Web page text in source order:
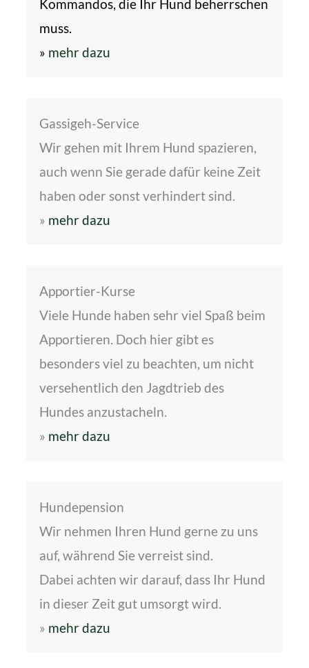
Kommandos, die Ihr Hund beherrschen
muss.
» mehr dazu
Gassigeh-Service
Wir gehen mit Ihrem Hund spazieren,
auch wenn Sie gerade dafür keine Zeit
haben oder sonst verhindert sind.
» mehr dazu
Apportier-Kurse
Viele Hunde haben sehr viel Spaß beim
Apportieren. Doch hier gibt es
besonders viel zu beachten, um nicht
versehentlich den Jagdtrieb des
Hundes anzustacheln.
» mehr dazu
Hundepension
Wir nehmen Ihren Hund gerne zu uns
auf, während Sie verreist sind.
Dabei achten wir darauf, dass Ihr Hund
in dieser Zeit gut umsorgt wird.
» mehr dazu